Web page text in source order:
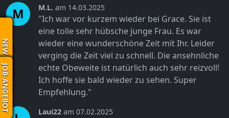
M M.L. am 14.03.2025
"Ich war vor kurzem wieder bei Grace. Sie ist
eine tolle sehr hübsche junge Frau. Es war
wieder eine wunderschöne Zeit mit Ihr. Leider
verging die Zeit viel zu schnell. Die ansehnliche
echte Obeweite ist natürlich auch sehr reizvoll!
Ich hoffe sie bald wieder zu sehen. Super
Empfehlung."
Laui22am 07.02.2025
NEWS
JOB-ANGEBOT